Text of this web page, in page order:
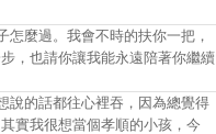
麼過。我會不時的扶你一把，
，也請你讓我能永遠陪著你繼續
說的話都往心裡吞，因為總覺得
實我很想當個孝順的小孩，今